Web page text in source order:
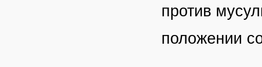
против
положении